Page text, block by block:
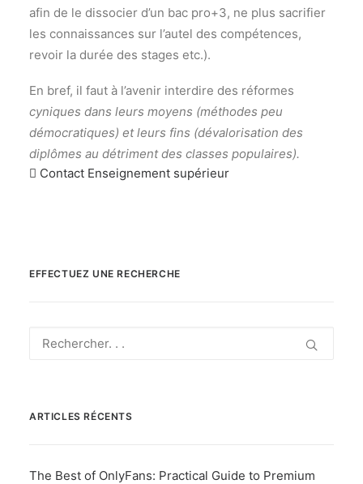
afin de le dissocier d’un bac pro+3, ne plus sacrifier
les connaissances sur l’autel des compétences,
revoir la durée des stages etc.).
En bref, il faut à l’avenir interdire des réformes
cyniques dans leurs moyens (méthodes peu
démocratiques) et leurs fins (dévalorisation des
diplômes au détriment des classes populaires).
Contact Enseignement supérieur
EFFECTUEZ UNE RECHERCHE
ARTICLES RÉCENTS
The Best of OnlyFans: Practical Guide to Premium